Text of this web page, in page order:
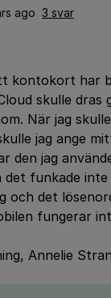
ago 3 svar
kontokort har
skulle dras
När jag
jag ange
den jag
det funkade inte
och det
fungerar
Annelie